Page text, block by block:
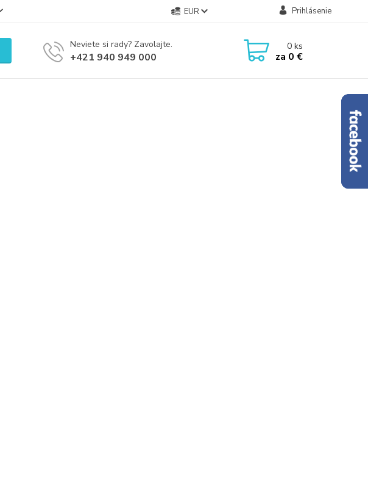
EUR Prihlásenie
Neviete si rady? Zavolajte.
+421 940 949 000
0ks
za 0 €